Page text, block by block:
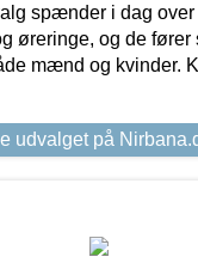
spænder i dag over
øreringe, og de fører
mænd og kvinder.
udvalget på